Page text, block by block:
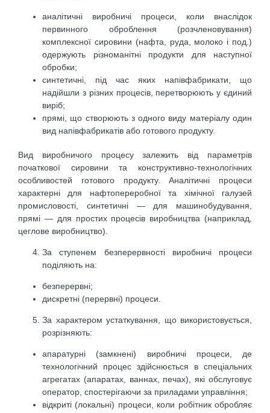
аналітичні виробничі процеси, коли внаслідок
первинного оброблення (розчленовування)
комплексної сировини (нафта, руда, молоко і под.)
одержують різноманітні продукти для наступної
обробки;
синтетичні, під час яких напівфабрикати, що
надійшли з різних процесів, перетворюють у єдиний
виріб;
прямі, що створюють з одного виду матеріалу один
вид напівфабрикатів або готового продукту.
Вид виробничого процесу залежить від параметрів
початкової сировини та конструктивно-технологічних
особливостей готового продукту. Аналітичні процеси
характерні для нафтопереробної та хімічної галузей
промисловості, синтетичні — для машинобудування,
прямі — для простих процесів виробництва (наприклад,
цеглове виробництво).
За ступенем безперервності виробничі процеси
поділяють на:
безперервні;
дискретні (перервні) процеси.
За характером устаткування, що використовується,
розрізняють:
апаратурні (замкнені) виробничі процеси, де
технологічний процес здійснюється в спеціальних
агрегатах (апаратах, ваннах, печах), які обслуговує
оператор, спостерігаючи за приладами управління;
відкриті (локальні) процеси, коли робітник обробляє